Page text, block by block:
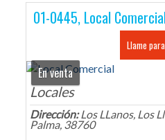
01-0445, Local
Llame
En venta
Locales
Dirección:Los LLanos, Los
Palma, 38760